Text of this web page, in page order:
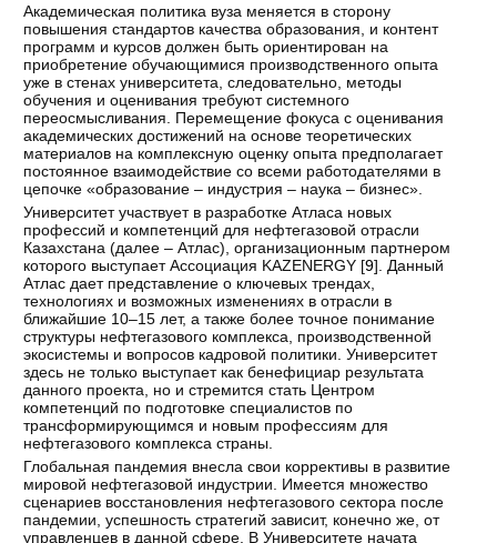
Академическая политика вуза меняется в сторону
повышения стандартов качества образования, и контент
программ и курсов должен быть ориентирован на
приобретение обучающимися производственного опыта
уже в стенах университета, следовательно, методы
обучения и оценивания требуют системного
переосмысливания. Перемещение фокуса с оценивания
академических достижений на основе теоретических
материалов на комплексную оценку опыта предполагает
постоянное взаимодействие со всеми работодателями в
цепочке «образование – индустрия – наука – бизнес».
Университет участвует в разработке Атласа новых
профессий и компетенций для нефтегазовой отрасли
Казахстана (далее – Атлас), организационным партнером
которого выступает Ассоциация KAZENERGY [9]. Данный
Атлас дает представление о ключевых трендах,
технологиях и возможных изменениях в отрасли в
ближайшие 10–15 лет, а также более точное понимание
структуры нефтегазового комплекса, производственной
экосистемы и вопросов кадровой политики. Университет
здесь не только выступает как бенефициар результата
данного проекта, но и стремится стать Центром
компетенций по подготовке специалистов по
трансформирующимся и новым профессиям для
нефтегазового комплекса страны.
Глобальная пандемия внесла свои коррективы в развитие
мировой нефтегазовой индустрии. Имеется множество
сценариев восстановления нефтегазового сектора после
пандемии, успешность стратегий зависит, конечно же, от
управленцев в данной сфере. В Университете начата